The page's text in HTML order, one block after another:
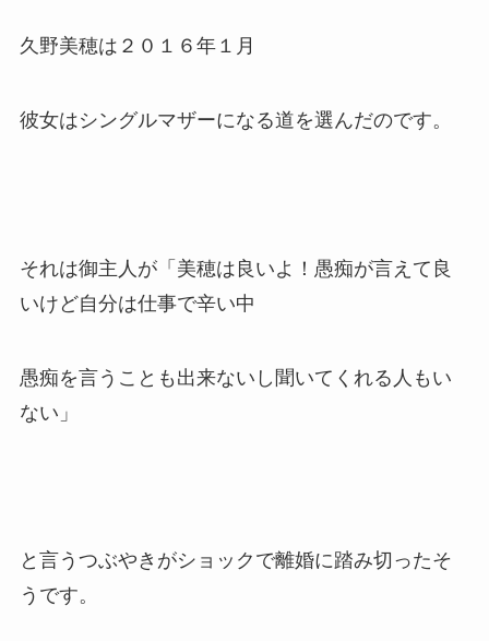
久野美穂は２０１６年１月
彼女はシングルマザーになる道を選んだのです。
それは御主人が「美穂は良いよ！愚痴が言えて良
いけど自分は仕事で辛い中
愚痴を言うことも出来ないし聞いてくれる人もい
ない」
と言うつぶやきがショックで離婚に踏み切ったそ
うです。